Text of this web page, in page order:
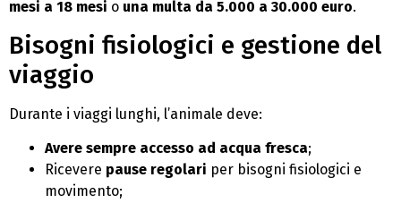
mesi a 18 mesi o una multa da 5.000 a 30.000 euro.
Bisogni fisiologici e gestione del
viaggio
Durante i viaggi lunghi, l’animale deve:
Avere sempre accesso ad acqua fresca;
Ricevere pause regolari per bisogni fisiologici e
movimento;